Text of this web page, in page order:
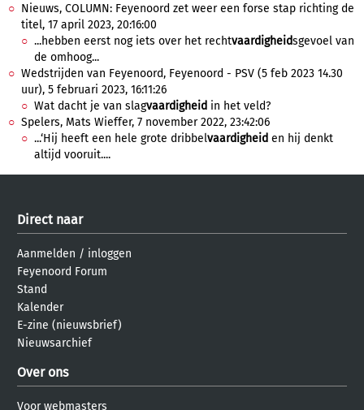
Nieuws, COLUMN: Feyenoord zet weer een forse stap richting de
titel, 17 april 2023, 20:16:00
...hebben eerst nog iets over het rechtvaardigheidsgevoel van
de omhoog...
Wedstrijden van Feyenoord, Feyenoord - PSV (5 feb 2023 14.30
uur), 5 februari 2023, 16:11:26
Wat dacht je van slagvaardigheid in het veld?
Spelers, Mats Wieffer, 7 november 2022, 23:42:06
...‘Hij heeft een hele grote dribbelvaardigheid en hij denkt
altijd vooruit....
Direct naar
Aanmelden / inloggen
Feyenoord Forum
Stand
Kalender
E-zine (nieuwsbrief)
Nieuwsarchief
Over ons
Voor webmasters